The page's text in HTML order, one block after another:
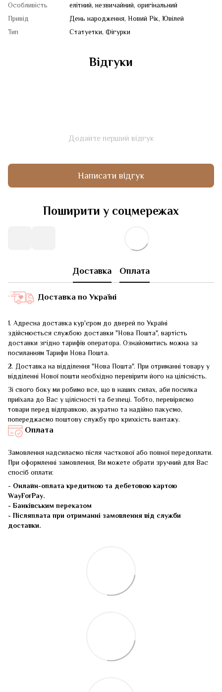
Особливість
елітний, незвичайний, оригінальний
Привід
День народження, Новий Рік, Ювілей
Тип
Статуетки, Фігурки
Відгуки
Додайте перший відгук
Написати відгук
Поширити у соцмережах
Доставка Оплата
Доставка по Україні
1. Адресна доставка кур'єром до дверей по Україні
здійснюється службою доставки "Нова Пошта", вартість
доставки згідно тарифів оператора. Ознайомитись можна за
посиланням Тарифи Нова Пошта.
2. Доставка на відділення "Нова Пошта". При отриманні товару у
відділенні Нової пошти необхідно перевірити його на цілісність.
Зі свого боку ми робимо все, що в наших силах, аби посилка
приїхала до Вас у цілісності та безпеці. Тобто, перевіряємо
товари перед відправкою, акуратно та надійно пакуємо,
попереджаємо поштову службу про крихкість вантажу.
Оплата
Замовлення надсилаємо після часткової або повної передоплати.
При оформленні замовлення, Ви можете обрати зручний для Вас
спосіб оплати:
- Онлайн-оплата кредитною та дебетовою картою
WayForPay.
- Банківським переказом
- Післяплата при отриманні замовлення від служби
доставки.